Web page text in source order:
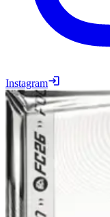
Instagram